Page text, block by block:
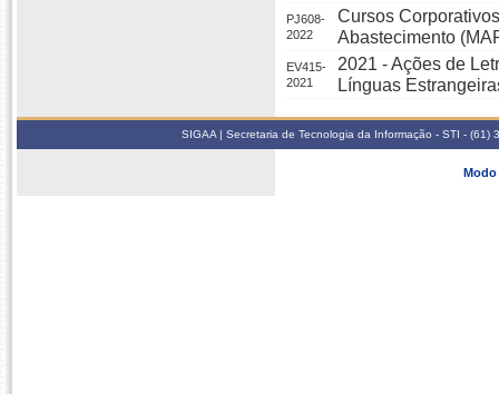
PJ608-
2022
Cursos
Abastecimento
EV415-
2021
2021 - Ações de
Línguas
SIGAA | Secretaria de Tecnologia da Informação - STI -
Modo